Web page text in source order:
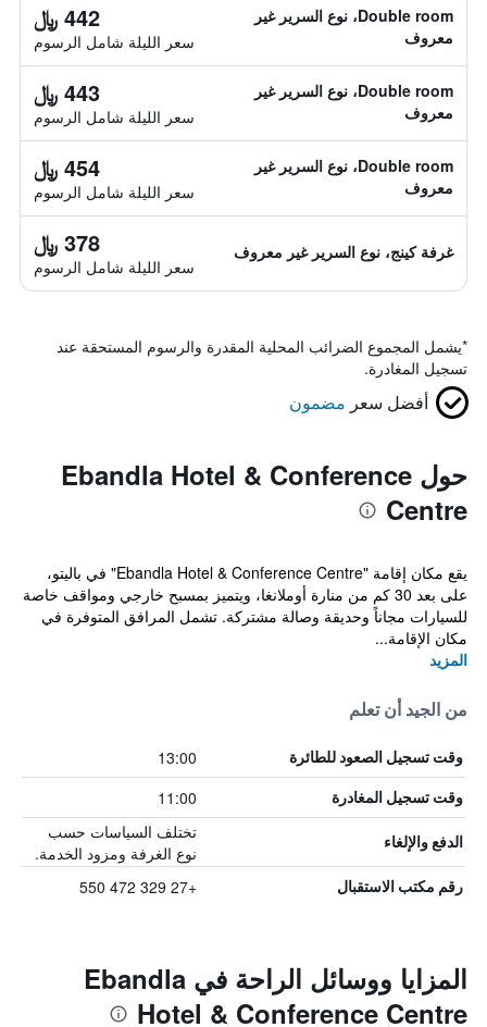
Double room، نوع السرير غير
معروف
442 ﷼
سعر الليلة شامل الرسوم
Double room، نوع السرير غير
معروف
443 ﷼
سعر الليلة شامل الرسوم
Double room، نوع السرير غير
معروف
454 ﷼
سعر الليلة شامل الرسوم
غرفة كينج، نوع السرير غير معروف 378 ﷼
سعر الليلة شامل الرسوم
*يشمل المجموع الضرائب المحلية المقدرة والرسوم المستحقة عند
تسجيل المغادرة.
أفضل سعر مضمون
حول Ebandla Hotel & Conference
Centre
يقع مكان إقامة "Ebandla Hotel & Conference Centre" في باليتو،
على بعد 30 كم من منارة أوملانغا، ويتميز بمسبح خارجي ومواقف خاصة
للسيارات مجاناً وحديقة وصالة مشتركة. تشمل المرافق المتوفرة في
مكان الإقامة...
المزيد
من الجيد أن تعلم
وقت تسجيل الصعود للطائرة 13:00
وقت تسجيل المغادرة 11:00
الدفع والإلغاء
تختلف السياسات حسب
نوع الغرفة ومزود الخدمة.
رقم مكتب الاستقبال +27 329 472 550
المزايا ووسائل الراحة في Ebandla
Hotel & Conference Centre